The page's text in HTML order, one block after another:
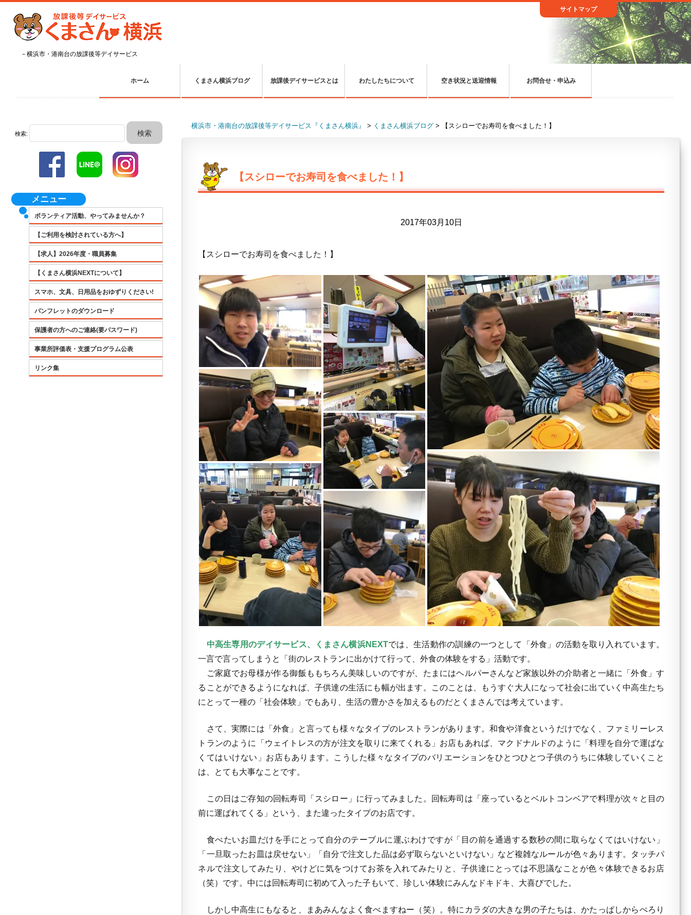
サイトマップ
－横浜市・港南台の放課後等デイサービス
ホーム くまさん横浜ブログ 放課後デイサービスとは わたしたちについて 空き状況と送迎情報 お問合せ・申込み
検索:
メニュー
ボランティア活動、やってみませんか？
【ご利用を検討されている方へ】
【求人】2026年度・職員募集
【くまさん横浜NEXTについて】
スマホ、文具、日用品をおゆずりください!
パンフレットのダウンロード
保護者の方へのご連絡(要パスワード)
事業所評価表・支援プログラム公表
リンク集
横浜市・港南台の放課後等デイサービス『くまさん横浜』 > くまさん横浜ブログ > 【スシローでお寿司を食べました！】
【スシローでお寿司を食べました！】
2017年03月10日
【スシローでお寿司を食べました！】
中高生専用のデイサービス、くまさん横浜NEXTでは、生活動作の訓練の一つとして「外食」の活動を取り入れています。
一言で言ってしまうと「街のレストランに出かけて行って、外食の体験をする」活動です。
ご家庭でお母様が作る御飯ももちろん美味しいのですが、たまにはヘルパーさんなど家族以外の介助者と一緒に「外食」す
ることができるようになれば、子供達の生活にも幅が出ます。このことは、もうすぐ大人になって社会に出ていく中高生たち
にとって一種の「社会体験」でもあり、生活の豊かさを加えるものだとくまさんでは考えています。
さて、実際には「外食」と言っても様々なタイプのレストランがあります。和食や洋食というだけでなく、ファミリーレス
トランのように「ウェイトレスの方が注文を取りに来てくれる」お店もあれば、マクドナルドのように「料理を自分で運ばな
くてはいけない」お店もあります。こうした様々なタイプのバリエーションをひとつひとつ子供のうちに体験していくこと
は、とても大事なことです。
この日はご存知の回転寿司「スシロー」に行ってみました。回転寿司は「座っているとベルトコンベアで料理が次々と目の
前に運ばれてくる」という、また違ったタイプのお店です。
食べたいお皿だけを手にとって自分のテーブルに運ぶわけですが「目の前を通過する数秒の間に取らなくてはいけない」
「一旦取ったお皿は戻せない」「自分で注文した品は必ず取らないといけない」など複雑なルールが色々あります。タッチパ
ネルで注文してみたり、やけどに気をつけてお茶を入れてみたりと、子供達にとっては不思議なことが色々体験できるお店
（笑）です。中には回転寿司に初めて入った子もいて、珍しい体験にみんなドキドキ、大喜びでした。
しかし中高生にもなると、まあみんなよく食べますねー（笑）。特にカラダの大きな男の子たちは、かたっぱしからぺろり